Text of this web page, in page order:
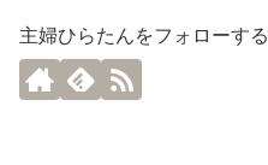
主婦ひらたんをフォローする